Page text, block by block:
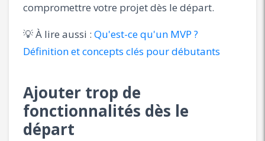
compromettre votre projet dès le départ.
💡 À lire aussi : Qu'est-ce qu'un MVP ?
Définition et concepts clés pour débutants
Ajouter trop de
fonctionnalités dès le
départ